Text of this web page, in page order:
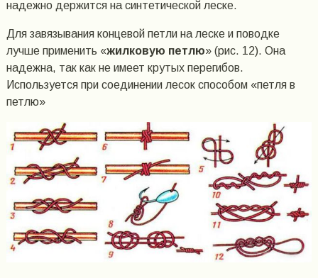
надежно держится на синтетической леске.
Для завязывания концевой петли на леске и поводке
лучше применить «жилковую петлю» (рис. 12). Она
надежна, так как не имеет крутых перегибов.
Используется при соединении лесок способом «петля в
петлю»